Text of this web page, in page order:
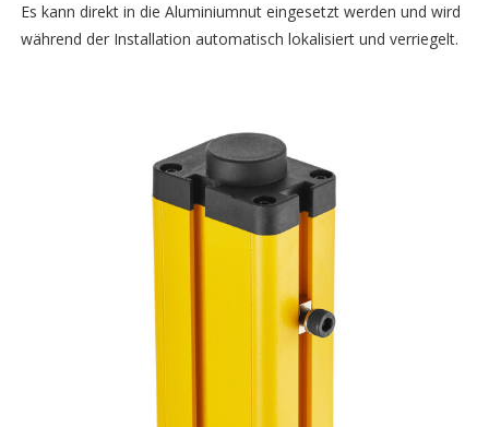
Es kann direkt in die Aluminiumnut eingesetzt werden und wird
während der Installation automatisch lokalisiert und verriegelt.